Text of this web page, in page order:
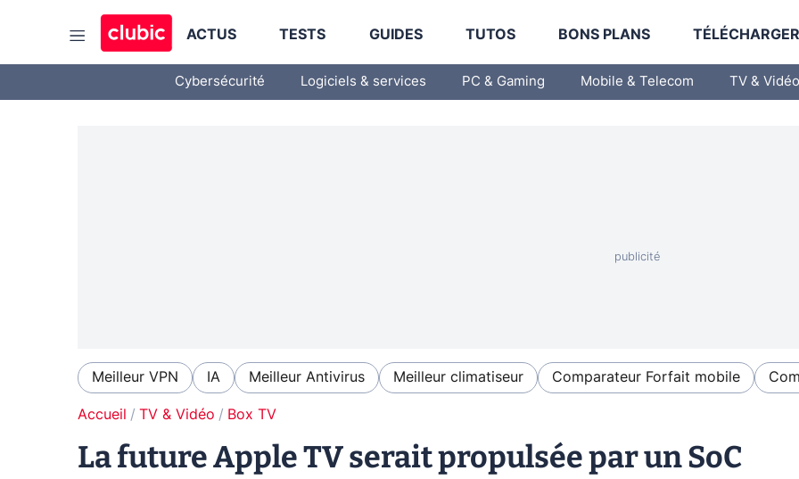
ACTUS TESTS GUIDES TUTOS BONS PLANS
Cybersécurité Logiciels & services PC & Gaming Mobile & Telecom TV & Vidéo
Meilleur VPN IA Meilleur Antivirus Meilleur climatiseur Comparateur Forfait mobile
Accueil TV & Vidéo Box TV
La future Apple TV serait propulsée par un SoC